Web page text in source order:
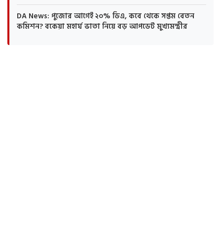
DA News: পুজোর আগেই ২০% ডিএ, কবে থেকে সপ্তম বেতন
কমিশন? বকেয়া মহার্ঘ ভাতা নিয়ে বড় আপডেট মুখ্যমন্ত্রীর